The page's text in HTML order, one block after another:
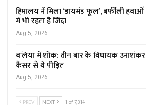
हिमालय में मिला ‘डायमंड फूल’, बर्फीली
में भी रहता है जिंदा
Aug 5, 2026
बलिया में शोक: तीन बार के विधायक
कैंसर से थे पीड़ित
Aug 5, 2026
PREV NEXT 1 of 7,314